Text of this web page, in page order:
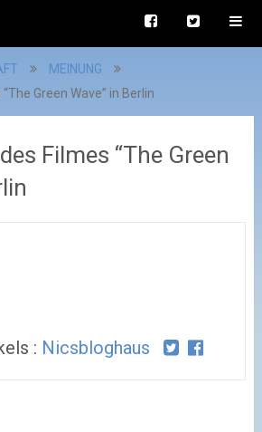
MEINUNG
Green Wave” in Berlin
Filmes “The Green
: Nicsbloghaus